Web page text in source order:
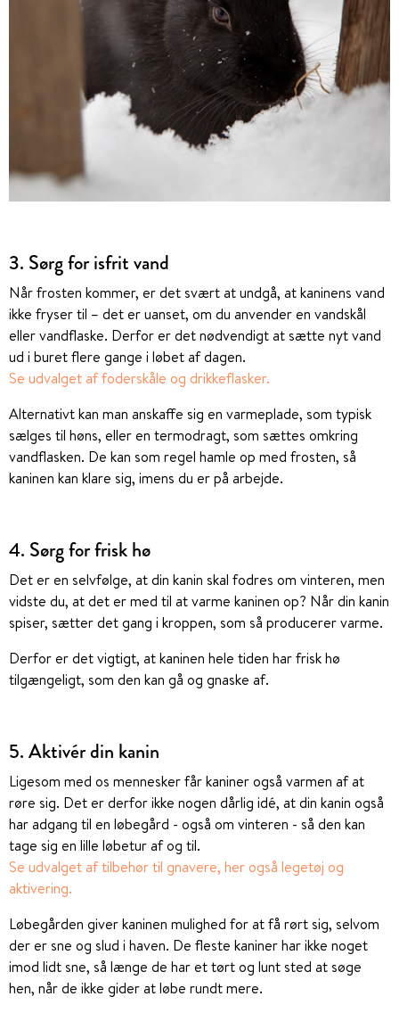
3. Sørg for isfrit vand
Når frosten kommer, er det svært at undgå, at kaninens vand
ikke fryser til – det er uanset, om du anvender en vandskål
eller vandflaske. Derfor er det nødvendigt at sætte nyt vand
ud i buret flere gange i løbet af dagen.
Se udvalget af foderskåle og drikkeflasker.
Alternativt kan man anskaffe sig en varmeplade, som typisk
sælges til høns, eller en termodragt, som sættes omkring
vandflasken. De kan som regel hamle op med frosten, så
kaninen kan klare sig, imens du er på arbejde.
4. Sørg for frisk hø
Det er en selvfølge, at din kanin skal fodres om vinteren, men
vidste du, at det er med til at varme kaninen op? Når din kanin
spiser, sætter det gang i kroppen, som så producerer varme.
Derfor er det vigtigt, at kaninen hele tiden har frisk hø
tilgængeligt, som den kan gå og gnaske af.
5. Aktivér din kanin
Ligesom med os mennesker får kaniner også varmen af at
røre sig. Det er derfor ikke nogen dårlig idé, at din kanin også
har adgang til en løbegård - også om vinteren - så den kan
tage sig en lille løbetur af og til.
Se udvalget af tilbehør til gnavere, her også legetøj og
aktivering.
Løbegården giver kaninen mulighed for at få rørt sig, selvom
der er sne og slud i haven. De fleste kaniner har ikke noget
imod lidt sne, så længe de har et tørt og lunt sted at søge
hen, når de ikke gider at løbe rundt mere.